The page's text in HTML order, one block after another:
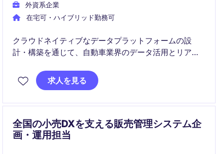
外資系企業
在宅可・ハイブリッド勤務可
クラウドネイティブなデータプラットフォームの設
計・構築を通じて、自動車業界のデータ活用とリアル
Data、AI/ML、GenAIなどの先端技術を活用し、次世代
モビリティの実現に貢献いただきます。
求人を見る
全国の小売DXを支える販売管理システム企
画・運用担当